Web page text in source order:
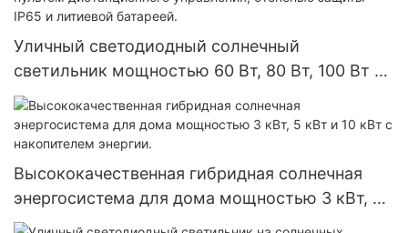
Уличный светодиодный солнечный
светильник мощностью 60 Вт, 80 Вт, 100 Вт с
интегрированным пультом дистанционного
управления, степенью защиты IP65 и
литиевой батареей.
Высококачественная гибридная солнечная
энергосистема для дома мощностью 3 кВт, 5
кВт и 10 кВт с накопителем энергии.